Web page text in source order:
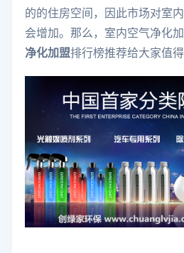
的的住房空间，因此市场对室
会增加。那么，室内空气净化加
净化加盟排行榜推荐给大家值得